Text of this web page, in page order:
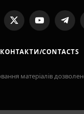
X
(Twitter)
YouTube
КОНТАКТИ/CONTACTS
матеріалів